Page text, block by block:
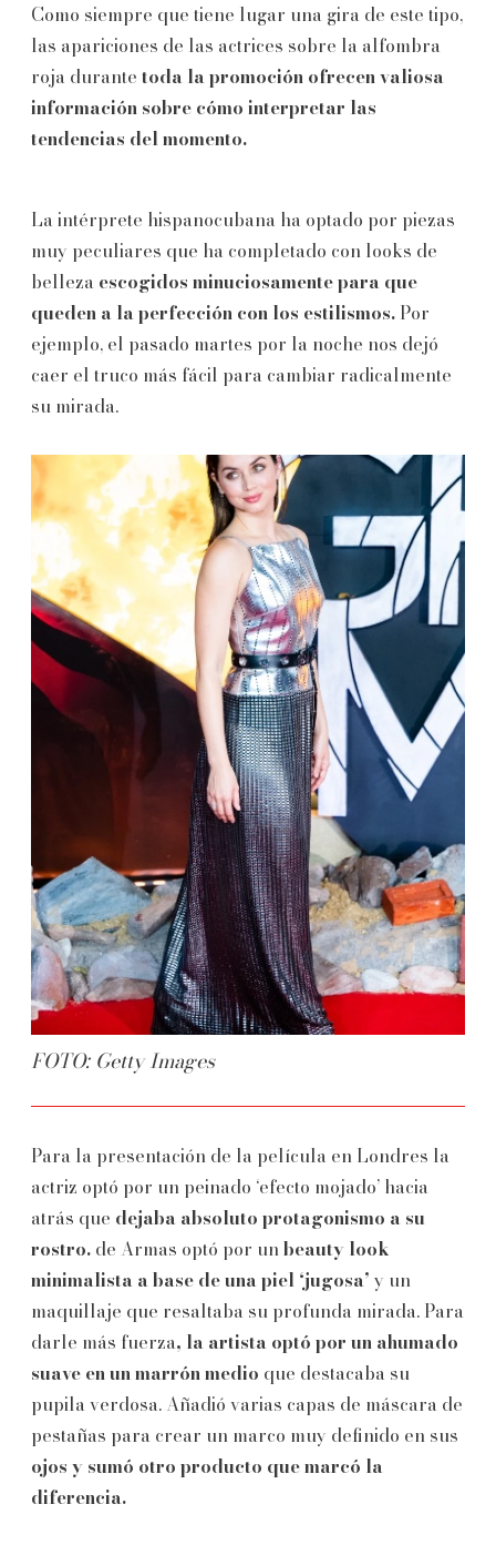
Como siempre que tiene lugar una gira de este tipo,
las apariciones de las actrices sobre la alfombra
roja durante toda la promoción ofrecen valiosa
información sobre cómo interpretar las
tendencias del momento.
La intérprete hispanocubana ha optado por piezas
muy peculiares que ha completado con looks de
belleza escogidos minuciosamente para que
queden a la perfección con los estilismos. Por
ejemplo, el pasado martes por la noche nos dejó
caer el truco más fácil para cambiar radicalmente
su mirada.
FOTO: Getty Images
Para la presentación de la película en Londres la
actriz optó por un peinado ‘efecto mojado’ hacia
atrás que dejaba absoluto protagonismo a su
rostro. de Armas optó por unbeauty look
minimalista a base de una piel ‘jugosa’ y un
maquillaje que resaltaba su profunda mirada. Para
darle más fuerza, la artista optó por un ahumado
suave en un marrón medio que destacaba su
pupila verdosa. Añadió varias capas de máscara de
pestañas para crear un marco muy definido en sus
ojos y sumó otro producto que marcó la
diferencia.